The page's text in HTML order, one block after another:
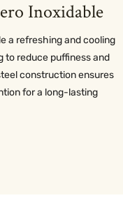
Inoxidable
a refreshing and cooling
to reduce puffiness and
construction ensures
for a long-lasting